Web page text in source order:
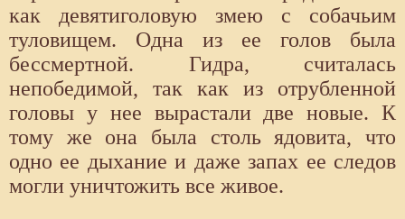
как девятиголовую змею с собачьим
туловищем. Одна из ее голов была
бессмертной. Гидра, считалась
непобедимой, так как из отрубленной
головы у нее вырастали две новые. К
тому же она была столь ядовита, что
одно ее дыхание и даже запах ее следов
могли уничтожить все живое.